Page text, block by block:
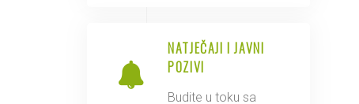
NATJEČAJI I JAVNI
POZIVI
Budite u toku sa